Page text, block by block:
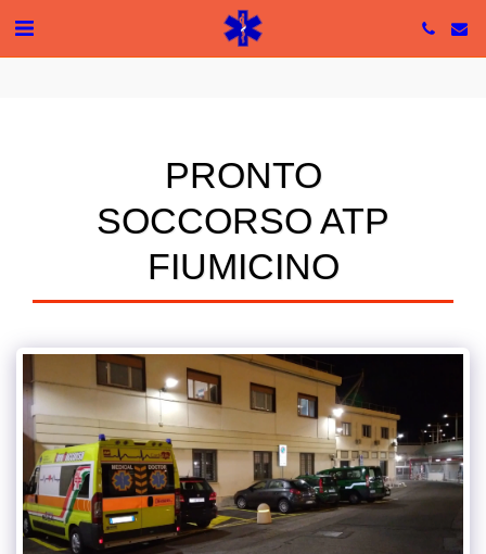
5 based on 49 reviews
PRONTO
SOCCORSO ATP
FIUMICINO